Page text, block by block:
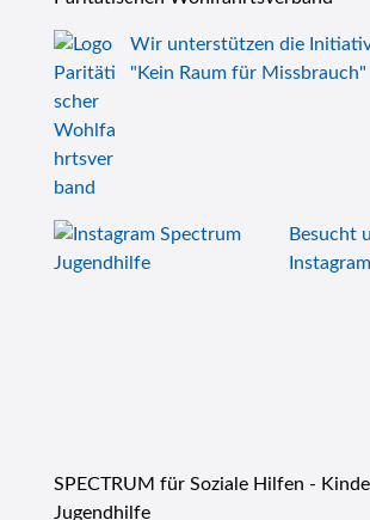
Wir unterstützen die
"Kein Raum für Missbrauch"
Besucht
SPECTRUM für Soziale Hilfen -
Jugendhilfe